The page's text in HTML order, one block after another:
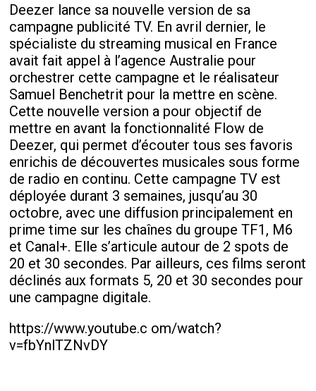
Deezer lance sa nouvelle version de sa
campagne publicité TV. En avril dernier, le
spécialiste du streaming musical en France
avait fait appel à l’agence Australie pour
orchestrer cette campagne et le réalisateur
Samuel Benchetrit pour la mettre en scène.
Cette nouvelle version a pour objectif de
mettre en avant la fonctionnalité Flow de
Deezer, qui permet d’écouter tous ses favoris
enrichis de découvertes musicales sous forme
de radio en continu. Cette campagne TV est
déployée durant 3 semaines, jusqu’au 30
octobre, avec une diffusion principalement en
prime time sur les chaînes du groupe TF1, M6
et Canal+. Elle s’articule autour de 2 spots de
20 et 30 secondes. Par ailleurs, ces films seront
déclinés aux formats 5, 20 et 30 secondes pour
une campagne digitale.
https://www.youtube.c om/watch?
v=fbYnlTZNvDY